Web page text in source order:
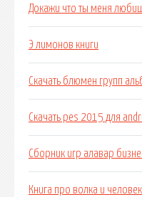
Докажи что ты меня
Э лимонов книги
Скачать блюмен групп
Скачать pes 2015 для
Сборник игр алавар
Книга про волка и